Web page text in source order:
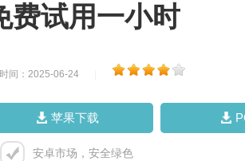
费试用一小时
时间：2025-06-24
苹果下载
安卓市场，安全绿色